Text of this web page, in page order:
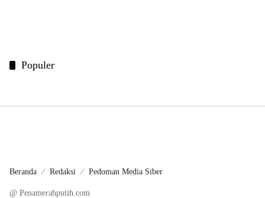
Populer
Beranda Redaksi Pedoman Media Siber
@ Penamerahputih.com